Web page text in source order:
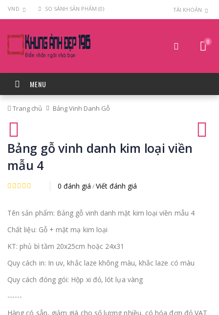
VND SO SÁNH SẢN PHẨM (0) TÀI KHOẢN
0
MENU
Trang chủ Bảng Vinh Danh Gỗ
Bảng gỗ vinh danh kim loại viền
mẫu 4
0 đánh giá / Viết đánh giá
Tên sản phẩm: Bảng gỗ vinh danh mặt kim loại viền mẫu 4
Chất liệu: Gỗ + mặt mạ kim loại
KT: phủ bì tầm 20x25cm hoặc 24x31
Quy cách in: In uv, khắc laze không màu, khắc laze có màu
Quy cách đóng gói: Hộp xi đỏ, lót lụa vàng
------
Hàng có sẵn, giảm giá cho số lượng nhiều, có hóa đơn đỏ VAT